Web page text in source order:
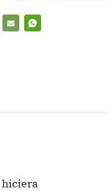
hiciera